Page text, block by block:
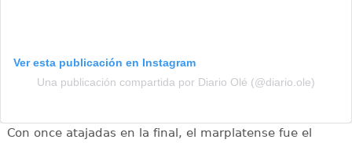
Ver esta publicación en Instagram
Una publicación compartida por Diario Olé (@diario.ole)
Con once atajadas en la final, el marplatense fue el